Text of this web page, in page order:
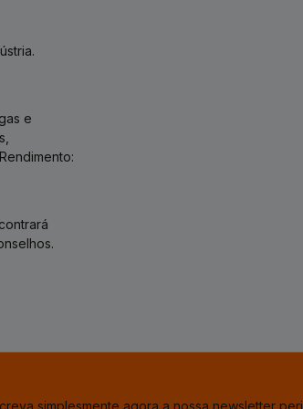
e
simplesmente agora a nossa newsletter